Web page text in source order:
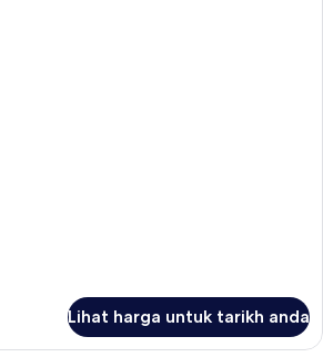
Lihat harga untuk tarikh anda